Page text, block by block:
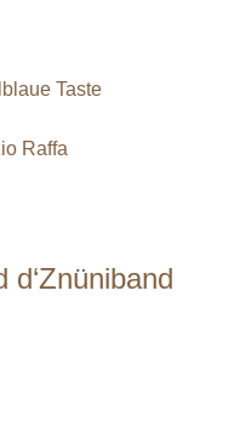
d‘Znüniband